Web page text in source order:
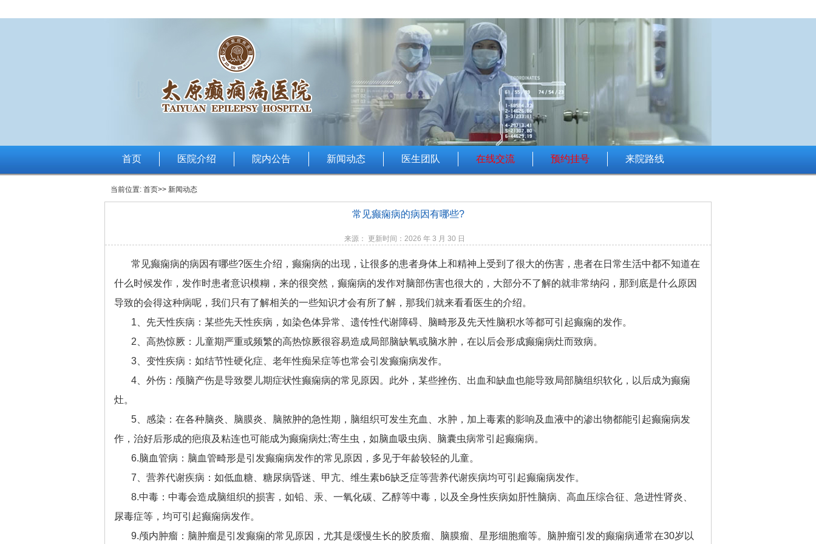
首页 医院介绍 院内公告 新闻动态 医生团队 在线交流 预约挂号 来院路线
当前位置: 首页>> 新闻动态
常见癫痫病的病因有哪些?
来源： 更新时间：2026 年 3 月 30 日
常见癫痫病的病因有哪些?医生介绍，癫痫病的出现，让很多的患者身体上和精神上受到了很大的伤害，患者在日常生活中都不知道在
什么时候发作，发作时患者意识模糊，来的很突然，癫痫病的发作对脑部伤害也很大的，大部分不了解的就非常纳闷，那到底是什么原因
导致的会得这种病呢，我们只有了解相关的一些知识才会有所了解，那我们就来看看医生的介绍。
1、先天性疾病：某些先天性疾病，如染色体异常、遗传性代谢障碍、脑畸形及先天性脑积水等都可引起癫痫的发作。
2、高热惊厥：儿童期严重或频繁的高热惊厥很容易造成局部脑缺氧或脑水肿，在以后会形成癫痫病灶而致病。
3、变性疾病：如结节性硬化症、老年性痴呆症等也常会引发癫痫病发作。
4、外伤：颅脑产伤是导致婴儿期症状性癫痫病的常见原因。此外，某些挫伤、出血和缺血也能导致局部脑组织软化，以后成为癫痫
灶。
5、感染：在各种脑炎、脑膜炎、脑脓肿的急性期，脑组织可发生充血、水肿，加上毒素的影响及血液中的渗出物都能引起癫痫病发
作，治好后形成的疤痕及粘连也可能成为癫痫病灶;寄生虫，如脑血吸虫病、脑囊虫病常引起癫痫病。
6.脑血管病：脑血管畸形是引发癫痫病发作的常见原因，多见于年龄较轻的儿童。
7、营养代谢疾病：如低血糖、糖尿病昏迷、甲亢、维生素b6缺乏症等营养代谢疾病均可引起癫痫病发作。
8.中毒：中毒会造成脑组织的损害，如铅、汞、一氧化碳、乙醇等中毒，以及全身性疾病如肝性脑病、高血压综合征、急进性肾炎、
尿毒症等，均可引起癫痫病发作。
9.颅内肿瘤：脑肿瘤是引发癫痫的常见原因，尤其是缓慢生长的胶质瘤、脑膜瘤、星形细胞瘤等。脑肿瘤引发的癫痫病通常在30岁以